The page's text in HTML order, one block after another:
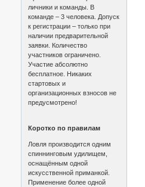
личники и команды. В
команде – 3 человека. Допуск
к регистрации – только при
наличии предварительной
заявки. Количество
участников ограничено.
Участие абсолютно
бесплатное. Никаких
стартовых и
организационных взносов не
предусмотрено!
Коротко по правилам
Ловля производится одним
спиннинговым удилищем,
оснащённым одной
искусственной приманкой.
Применение более одной